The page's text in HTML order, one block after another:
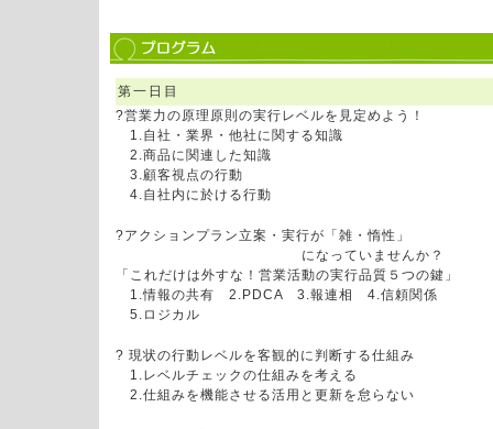
第一日目
?営業力の原理原則の実行レベルを見定めよう！
1.自社・業界・他社に関する知識
2.商品に関連した知識
3.顧客視点の行動
4.自社内に於ける行動
?アクションプラン立案・実行が「雑・惰性」
になっていませんか？
「これだけは外すな！営業活動の実行品質５つの鍵」
1.情報の共有 2.PDCA 3.報連相 4.信頼関係
5.ロジカル
? 現状の行動レベルを客観的に判断する仕組み
1.レベルチェックの仕組みを考える
2.仕組みを機能させる活用と更新を怠らない